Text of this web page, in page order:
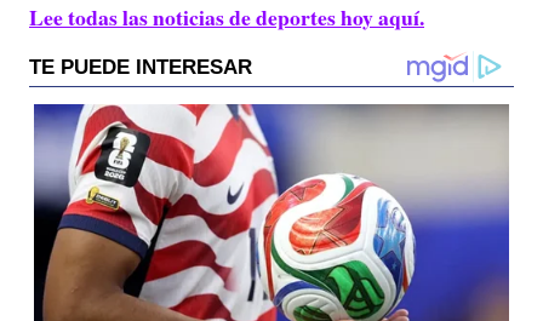
Lee todas las noticias de deportes hoy aquí.